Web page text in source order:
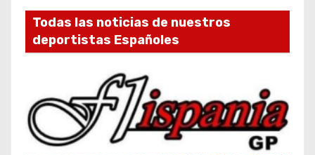
Todas las noticias de nuestros
deportistas Españoles